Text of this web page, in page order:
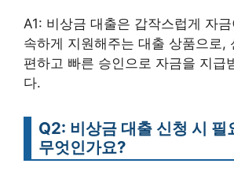
A1: 비상금 대출은 갑작스럽게 자
속하게 지원해주는 대출 상품으로,
편하고 빠른 승인으로 자금을 지급
다.
Q2: 비상금 대출 신청 시 필
무엇인가요?